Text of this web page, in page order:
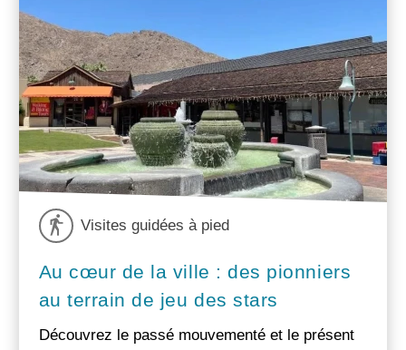
Visites guidées à pied
Au cœur de la ville : des pionniers
au terrain de jeu des stars
Découvrez le passé mouvementé et le présent